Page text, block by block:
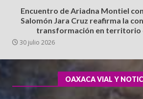
Encuentro de Ariadna Montiel
Salomón Jara Cruz reafirma la
transformación en territorio
30 julio 2026
OAXACA VIAL Y